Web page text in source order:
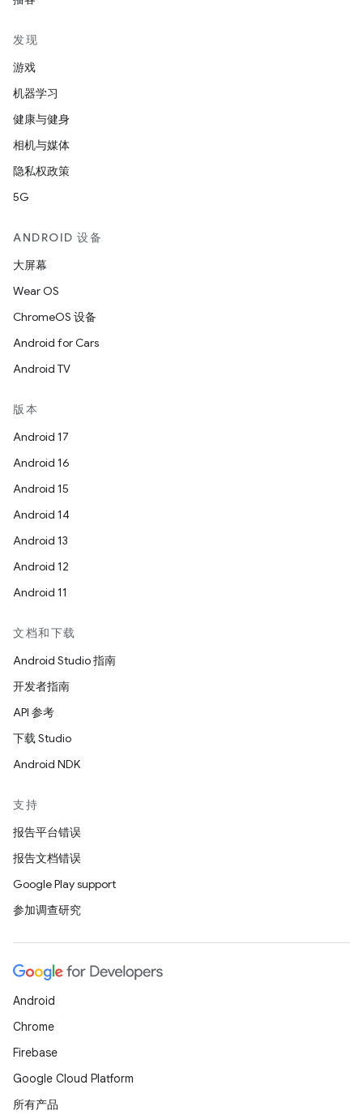
发现
游戏
机器学习
健康与健身
相机与媒体
隐私权政策
5G
ANDROID 设备
大屏幕
Wear OS
ChromeOS 设备
Android for Cars
Android TV
版本
Android 17
Android 16
Android 15
Android 14
Android 13
Android 12
Android 11
文档和下载
Android Studio 指南
开发者指南
API 参考
下载 Studio
Android NDK
支持
报告平台错误
报告文档错误
Google Play support
参加调查研究
Android
Chrome
Firebase
Google Cloud Platform
所有产品